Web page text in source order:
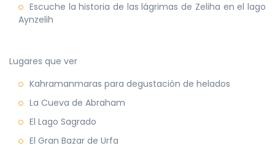
Escuche la historia de las lágrimas de Zeliha en el lago
Aynzelih
Lugares que ver
Kahramanmaras para degustación de helados
La Cueva de Abraham
El Lago Sagrado
El Gran Bazar de Urfa